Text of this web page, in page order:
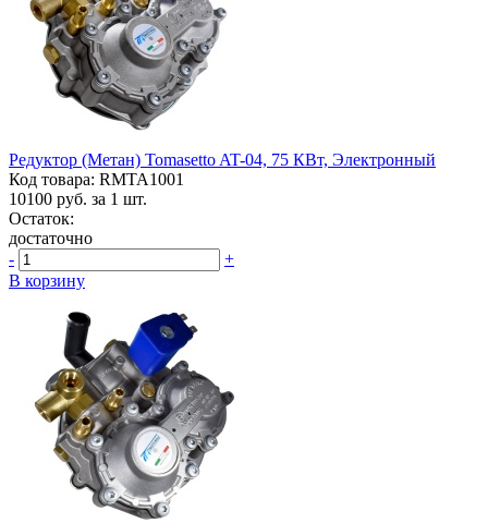
Редуктор (метан) Tomasetto AT-04, 75 КВт, Электронный
Код товара: RMTA1001
10100 руб. за 1 шт.
Остаток:
достаточно
-
+
В корзину